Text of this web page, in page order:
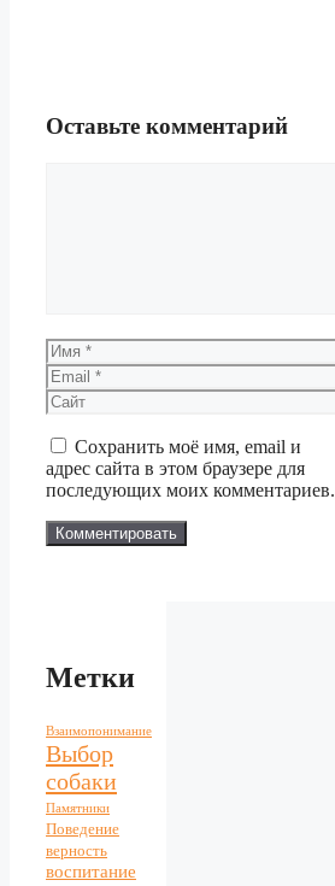
Оставьте комментарий
Имя
Email
Сайт
Сохранить моё имя, email и
адрес сайта в этом браузере для
последующих моих комментариев.
Метки
Взаимопонимание
Выбор
собаки
Памятники
Поведение
верность
воспитание